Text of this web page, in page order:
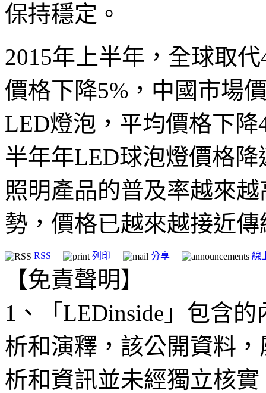
保持穩定。
2015年上半年，全球取
價格下降5%，中國市場
LED燈泡，平均價格下
半年年LED球泡燈價格
照明產品的普及率越來
勢，價格已越來越接近
RSS 列印 分享 線
【免責聲明】
1、「LEDinside」包含
析和演釋，該公開資料
析和資訊並未經獨立核